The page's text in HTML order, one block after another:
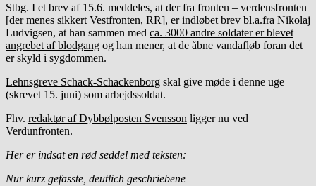
Stbg. I et brev af 15.6. meddeles, at der fra fronten – verdensfronten
[der menes sikkert Vestfronten, RR], er indløbet brev bl.a.fra Nikolaj
Ludvigsen, at han sammen med ca. 3000 andre soldater er blevet
angrebet af blodgang og han mener, at de åbne vandafløb foran det
er skyld i sygdommen.
Lehnsgreve Schack-Schackenborg skal give møde i denne uge
(skrevet 15. juni) som arbejdssoldat.
Fhv. redaktør af Dybbølposten Svensson ligger nu ved
Verdunfronten.
Her er indsat en rød seddel med teksten:
Nur kurz gefasste, deutlich geschriebene